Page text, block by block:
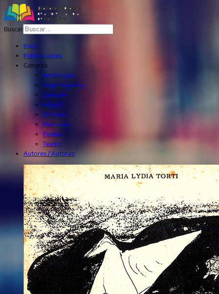
Buscar
Inicio
Publicaciones
Géneros
Antologías
Artes Visuales
Ciencias
Infantil
Historia
Narrativa
Poesía
Teatro
Autores / Autoras